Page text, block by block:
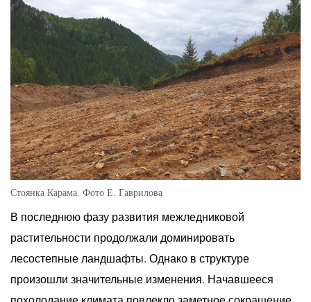
Стоянка Карама. Фото Е. Гаврилова
В последнюю фазу развития межледниковой
растительности продолжали доминировать
лесостепные ландшафты. Однако в структуре
произошли значительные изменения. Начавшееся